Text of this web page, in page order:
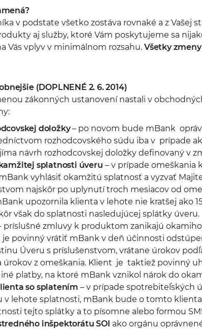
v podstate všetko zostáva rovnaké a z Vašej
aj služby, ktoré Vám poskytujeme sa
Vás vplyv v minimálnom rozsahu. Všetky
(DOPLNENÉ 2. 6. 2014)
zákonných ustanovení nastali v
doložky– po novom bude mBank
rozhodcovského súdu iba v prípade
návrh rozhodcovskej doložky definovaný v
splatnosti úveru – v prípade omeškania
vyhlásiť okamžitú splatnosť a vyzvať
najskôr po uplynutí troch mesiacov od
upozornila klienta v lehote nie kratšej ako
však do splatnosti nasledujúcej splátky úveru.
príslušné zmluvy k produktom zanikajú
povinný vrátiť mBank v deň účinnosti
Úveru s príslušenstvom, vrátane úrokov
úrokov z omeškania. Klient je taktiež povinný
iné platby, na ktoré mBank vznikol nárok do
so splatením – v prípade spotrebiteľských
v lehote splatnosti, mBank bude o tomto
tejto splátky a to písomne alebo formou
inšpektorátu SOI ako orgánu